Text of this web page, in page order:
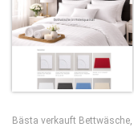
Bästa verkauft